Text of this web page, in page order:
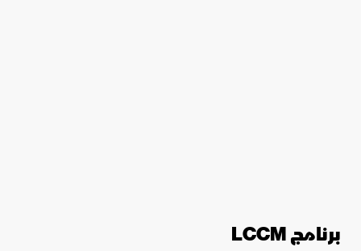
برنامج LCCM